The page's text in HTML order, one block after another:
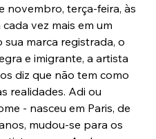
novembro, terça-feira, às
vez mais em um
marca registrada, o
e imigrante, a artista
diz que não tem como
realidades. Adi ou
- nasceu em Paris, de
mudou-se para os